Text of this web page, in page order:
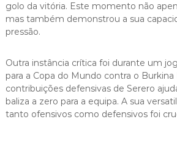
golo da vitória. Este momento não
mas também demonstrou a sua
pressão.
Outra instância crítica foi durante um
para a Copa do Mundo contra o Burkina
contribuições defensivas de Serero
baliza a zero para a equipa. A sua
tanto ofensivos como defensivos foi